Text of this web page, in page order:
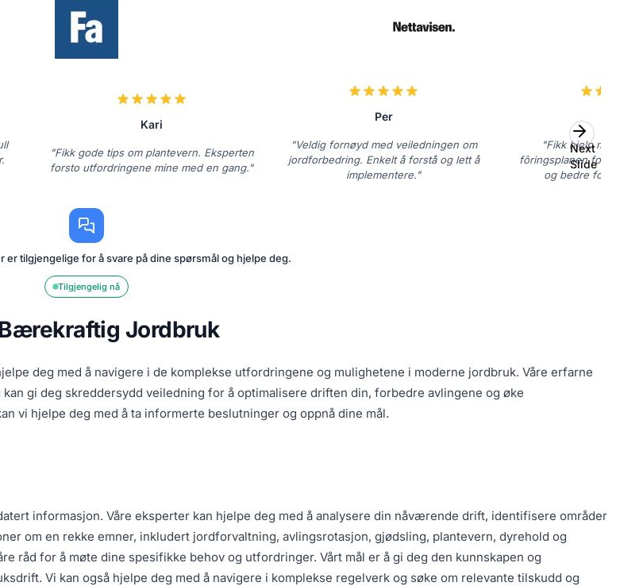
Kari
"Fikk gode tips om plantevern. Eksperten
forsto utfordringene mine med en gang."
Per
"Veldig fornøyd med veiledningen om
jordforbedring. Enkelt å forstå og lett å
implementere."
"Fikk hjelp
fôringsplanen for
og bedre for
Next
Slide
er tilgjengelige for å svare på dine spørsmål og hjelpe deg.
Tilgjengelig nå
Jordbruk
deg med å navigere i de komplekse utfordringene og mulighetene i moderne jordbruk. Våre erfarne
gi deg skreddersydd veiledning for å optimalisere driften din, forbedre avlingene og øke
vi hjelpe deg med å ta informerte beslutninger og oppnå dine mål.
informasjon. Våre eksperter kan hjelpe deg med å analysere din nåværende drift, identifisere områder
om en rekke emner, inkludert jordforvaltning, avlingsrotasjon, gjødsling, plantevern, dyrehold og
råd for å møte dine spesifikke behov og utfordringer. Vårt mål er å gi deg den kunnskapen og
Vi kan også hjelpe deg med å navigere i komplekse regelverk og søke om relevante tilskudd og